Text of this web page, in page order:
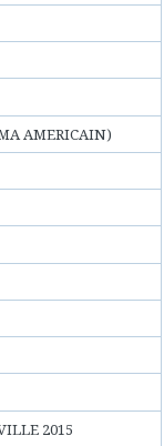
AMERICAIN)
2015